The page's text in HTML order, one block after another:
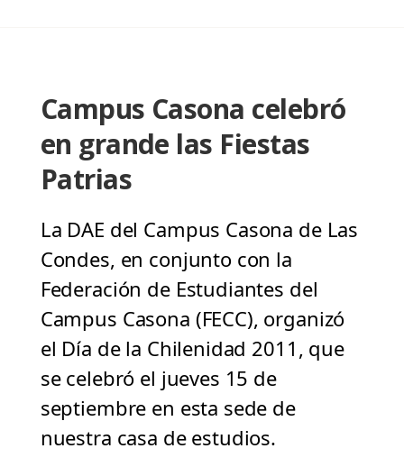
Campus Casona celebró
en grande las Fiestas
Patrias
La DAE del Campus Casona de Las
Condes, en conjunto con la
Federación de Estudiantes del
Campus Casona (FECC), organizó
el Día de la Chilenidad 2011, que
se celebró el jueves 15 de
septiembre en esta sede de
nuestra casa de estudios.